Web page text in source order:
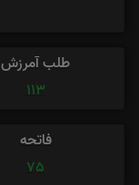
طلب آمرزش
113
فاتحه
75